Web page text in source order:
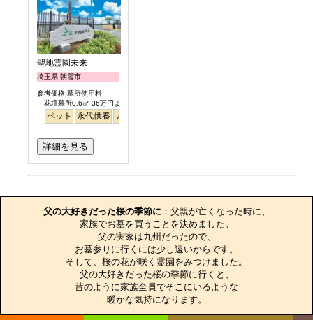
聖地霊園未来
埼玉県 朝霞市
参考価格:墓所使用料
花壇墓所0.6㎡ 36万円より
ペット 永代供養 ガーデニング
詳細を見る
父の大好きだった桜の季節に：父親が亡くなった時に、
家族でお墓を買うことを決めました。
父の実家は九州だったので、
お墓参りに行くには少し遠いからです。
そして、桜の花が咲く霊園をみつけました。
父の大好きだった桜の季節に行くと、
昔のように家族全員でそこにいるような
暖かな気持になります。